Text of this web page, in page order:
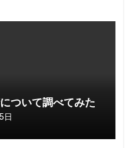
ついて調べてみた
日